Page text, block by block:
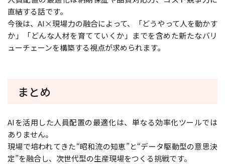
直結する話です。
今後は、AI×現場力の融合によって、「どうやって人を動かす
か」「どんな人材を育てていくか」までを含めた新たなバリ
ューチェーンを構築する視点が求められます。
まとめ
AIを活用した人員配置の最適化は、単なる効率化ツールでは
ありません。
現場で培われてきた“昭和流の知恵”と“データ駆動型の意思決
定”を融合し、次世代型の生産現場をつくる挑戦です。